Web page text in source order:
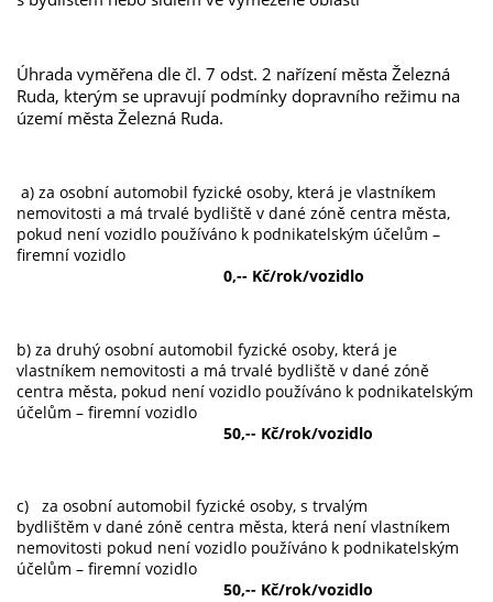
Úhrada vyměřena dle čl. 7 odst. 2 nařízení města Železná
Ruda, kterým se upravují podmínky dopravního režimu na
území města Železná Ruda.
a) za osobní automobil fyzické osoby, která je vlastníkem
nemovitosti a má trvalé bydliště v dané zóně centra města,
pokud není vozidlo používáno k podnikatelským účelům –
firemní vozidlo
0,-- Kč/rok/vozidlo
b) za druhý osobní automobil fyzické osoby, která je
vlastníkem nemovitosti a má trvalé bydliště v dané zóně
centra města, pokud není vozidlo používáno k podnikatelským
účelům – firemní vozidlo
50,-- Kč/rok/vozidlo
c) za osobní automobil fyzické osoby, s trvalým
bydlištěm v dané zóně centra města, která není vlastníkem
nemovitosti pokud není vozidlo používáno k podnikatelským
účelům – firemní vozidlo
50,-- Kč/rok/vozidlo